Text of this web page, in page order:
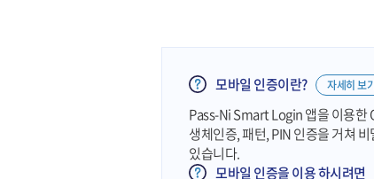
모바일 인증이란? 자세히 보
Pass-Ni Smart Login 앱을 이용한
생체인증, 패턴, PIN 인증을 거쳐
있습니다.
모바일 인증을 이용 하시려면